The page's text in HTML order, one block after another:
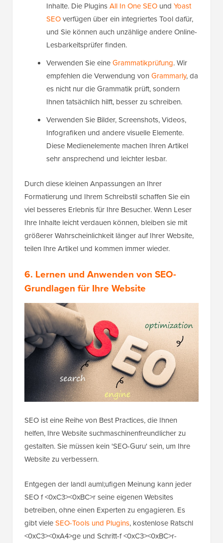
Inhalte. Die PluginsAll In One SEO und Yoast
SEOverfügen über ein integriertes Tool dafür,
und Sie können auch unzählige andere Online-
Lesbarkeitsprüfer finden.
Verwenden Sie eineGrammatikprüfung. Wir
empfehlen die Verwendung von Grammarly, da
es nicht nur die Grammatik prüft, sondern
Ihnen tatsächlich hilft, besser zu schreiben.
Verwenden Sie Bilder, Screenshots, Videos,
Infografiken und andere visuelle Elemente.
Diese Medienelemente machen Ihren Artikel
sehr ansprechend und leichter lesbar.
Durch diese kleinen Anpassungen an Ihrer
Formatierung und Ihrem Schreibstil schaffen Sie ein
viel besseres Erlebnis für Ihre Besucher. Wenn Leser
Ihre Inhalte leicht verdauen können, bleiben sie mit
größerer Wahrscheinlichkeit länger auf Ihrer Website,
teilen Ihre Artikel und kommen immer wieder.
6. Lernen und Anwenden von SEO-
Grundlagen für Ihre Website
SEO ist eine Reihe von Best Practices, die Ihnen
helfen, Ihre Website suchmaschinenfreundlicher zu
gestalten. Sie müssen kein 'SEO-Guru' sein, um Ihre
Website zu verbessern.
Entgegen der landl auml;ufigen Meinung kann jeder
SEO f <0xC3><0xBC>r seine eigenen Websites
betreiben, ohne einen Experten zu engagieren. Es
gibt vieleSEO-Tools und Plugins, kostenlose Ratschl
<0xC3><0xA4>ge und Schritt-f <0xC3><0xBC>r-